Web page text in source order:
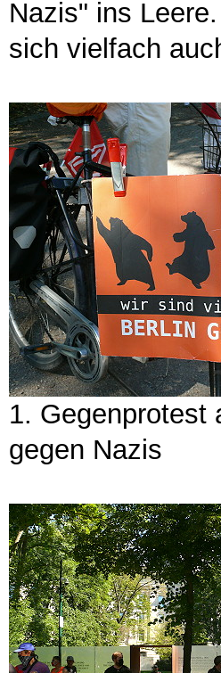
Nazis" ins
sich vielfach
1. Gegenprotest
gegen Nazis